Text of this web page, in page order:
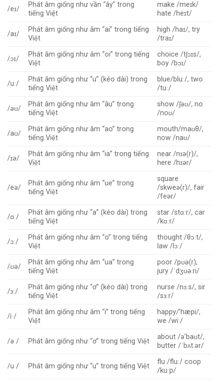
/eɪ/
Phát âm giống như vần “ây” trong
tiếng Việt
make /meɪk/
hate /heɪt/
/aɪ/
Phát âm giống như âm “ai” trong tiếng
Việt
high /haɪ/, try
/traɪ/
/ɔɪ/
Phát âm giống như âm “oi” trong tiếng
Việt
choice /tʃɔɪs/,
boy /bɔɪ/
/uː/
Phát âm giống như “u” (kéo dài) trong
tiếng Việt
blue/bluː/, two
/tuː/
/əʊ/
Phát âm giống như âm “âu” trong
tiếng Việt
show /ʃəʊ/, no
/noʊ/
/aʊ/
Phát âm giống như âm “ao” trong
tiếng Việt
mouth/maʊθ/,
now /naʊ/
/ɪə/
Phát âm giống như âm “ia” trong tiếng
Việt
near /nɪə(r)/,
here /hɪər/
/eə/
Phát âm giống như âm “ue” trong
tiếng Việt
square
/skweə(r)/, fair
/feər/
/ɑː/
Phát âm giống như “a” (kéo dài) trong
tiếng Việt
star /stɑːr/, car
/kɑːr/
/ɔː/
Phát âm giống như âm “o” trong tiếng
Việt
thought /θɔːt/,
law /lɔː/
/ʊə/
Phát âm giống như âm “ua” trong
tiếng Việt
poor /pʊə(r),
jury /ˈdʒʊə.ri/
/ɜː/
Phát âm giống như “ơ” (kéo dài) trong
tiếng Việt
nurse /nɜːs/, sir
/sɜːr/
/i /
Phát âm giống như âm “i” trong tiếng
Việt
happy/’hæpi/,
we /wiː/
/ə / Phát âm giống như “ơ” trong tiếng Việt
about /ə’baʊt/,
butter /ˈbʌt.ər/
/u / Phát âm giống như “u” trong tiếng Việt
flu /fluː/ coop
/kuːp/